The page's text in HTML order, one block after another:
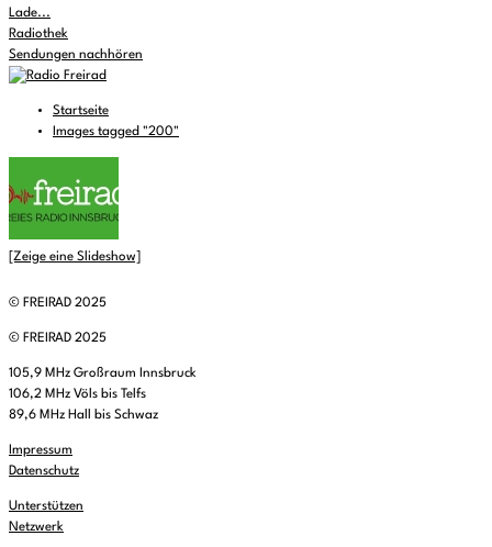
Lade...
Radiothek
Sendungen nachhören
Startseite
Images tagged "200"
[Zeige eine Slideshow]
© FREIRAD 2025
© FREIRAD 2025
105,9 MHz Großraum Innsbruck
106,2 MHz Völs bis Telfs
89,6 MHz Hall bis Schwaz
Impressum
Datenschutz
Unterstützen
Netzwerk